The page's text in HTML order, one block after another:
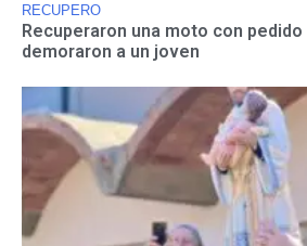
RECUPERO
Recuperaron una moto con
demoraron a un joven